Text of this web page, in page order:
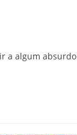
a algum absurdo